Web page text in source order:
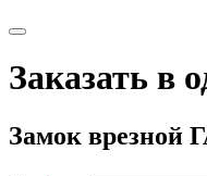
Заказать в
Замок врезной